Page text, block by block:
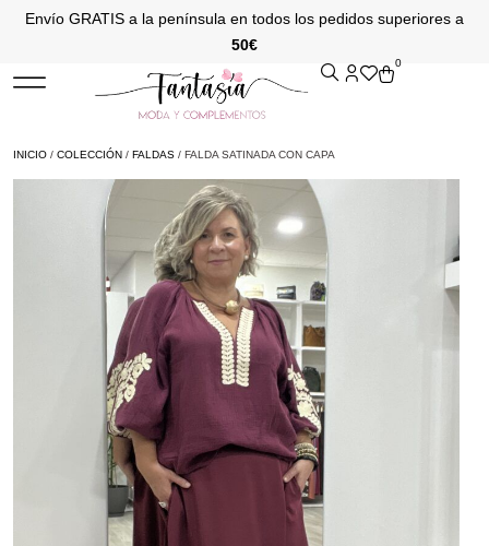
Envío GRATIS a la península en todos los pedidos superiores a
50€
0
INICIO / COLECCIÓN / FALDAS / FALDA SATINADA CON CAPA